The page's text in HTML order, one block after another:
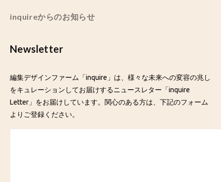
inquireからのお知らせ
Newsletter
編集デザインファーム「inquire」は、様々な未来への変容の兆し
をキュレーションしてお届けするニュースレター「inquire
Letter」をお届けしています。関心のある方は、下記のフォーム
よりご登録ください。